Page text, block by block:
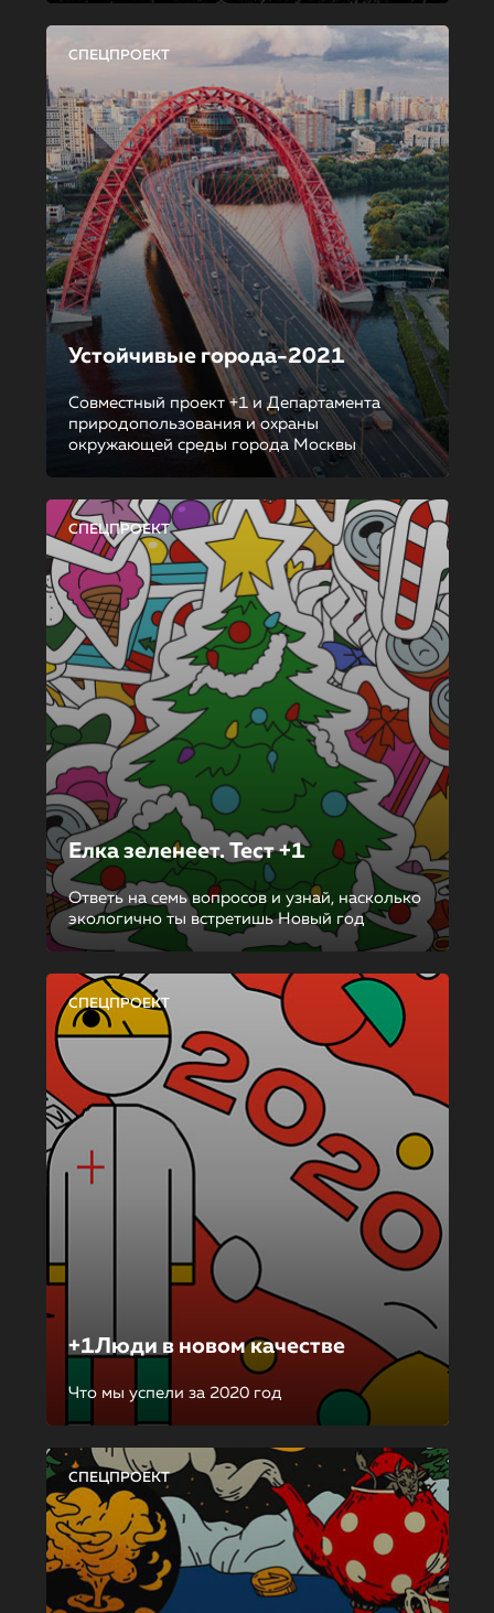
СПЕЦПРОЕКТ
Устойчивые города-2021
Совместный проект +1 и Департамента
природопользования и охраны
окружающей среды города Москвы
СПЕЦПРОЕКТ
Елка зеленеет. Тест +1
Ответь на семь вопросов и узнай, насколько
экологично ты встретишь Новый год
СПЕЦПРОЕКТ
+1Люди в новом качестве
Что мы успели за 2020 год
СПЕЦПРОЕКТ